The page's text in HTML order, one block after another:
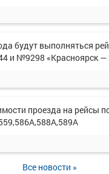
будут выполняться
и №9298 «Красноярск
проезда на рейсы
Все новости »